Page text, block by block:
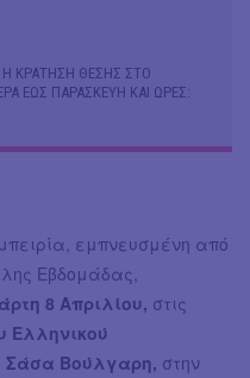
Η ΚΡΑΤΗΣΗ ΘΕΣΗΣ ΣΤΟ
ΕΩΣ ΠΑΡΑΣΚΕΥΗ ΚΑΙ ΩΡΕΣ:
εμπνευσμένη από
Εβδομάδας,
8 Απριλίου, στις
Ελληνικού
Σάσα Βούλγαρη, στην